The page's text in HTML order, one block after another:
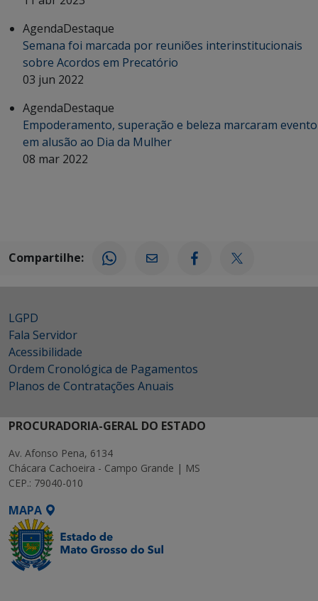
AgendaDestaque
Semana foi marcada por reuniões interinstitucionais
sobre Acordos em Precatório
03 jun 2022
AgendaDestaque
Empoderamento, superação e beleza marcaram evento
em alusão ao Dia da Mulher
08 mar 2022
Compartilhe:
LGPD
Fala Servidor
Acessibilidade
Ordem Cronológica de Pagamentos
Planos de Contratações Anuais
PROCURADORIA-GERAL DO ESTADO
Av. Afonso Pena, 6134
Chácara Cachoeira - Campo Grande | MS
CEP.: 79040-010
MAPA